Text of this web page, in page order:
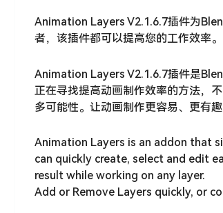
Animation Layers V2.1.6.7插件为
者，该插件都可以提高您的工作效率
Animation Layers V2.1.6.7插件是
正在寻找提高动画制作效率的方法，
多可能性。让动画制作更容易、更有趣
Animation Layers is an addon that
can quickly create, select and edit
result while working on any layer.
Add or Remove Layers quickly, or